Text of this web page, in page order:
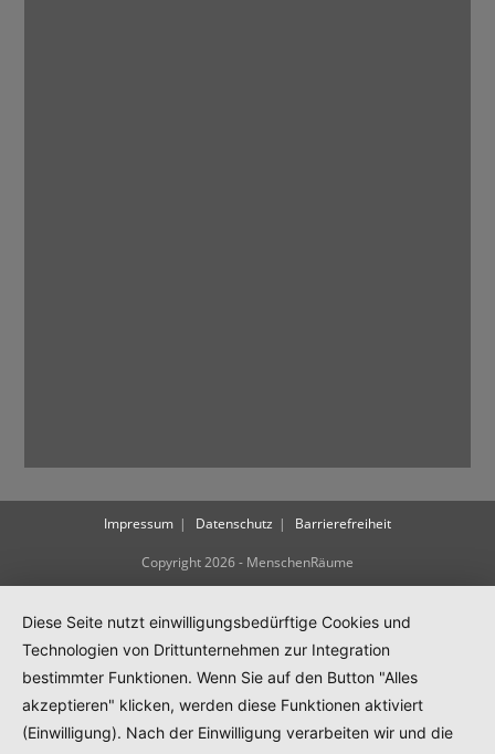
Impressum Datenschutz Barrierefreiheit
Copyright 2026 - MenschenRäume
Diese Seite nutzt einwilligungsbedürftige Cookies und
Technologien von Drittunternehmen zur Integration
bestimmter Funktionen. Wenn Sie auf den Button "Alles
akzeptieren" klicken, werden diese Funktionen aktiviert
(Einwilligung). Nach der Einwilligung verarbeiten wir und die